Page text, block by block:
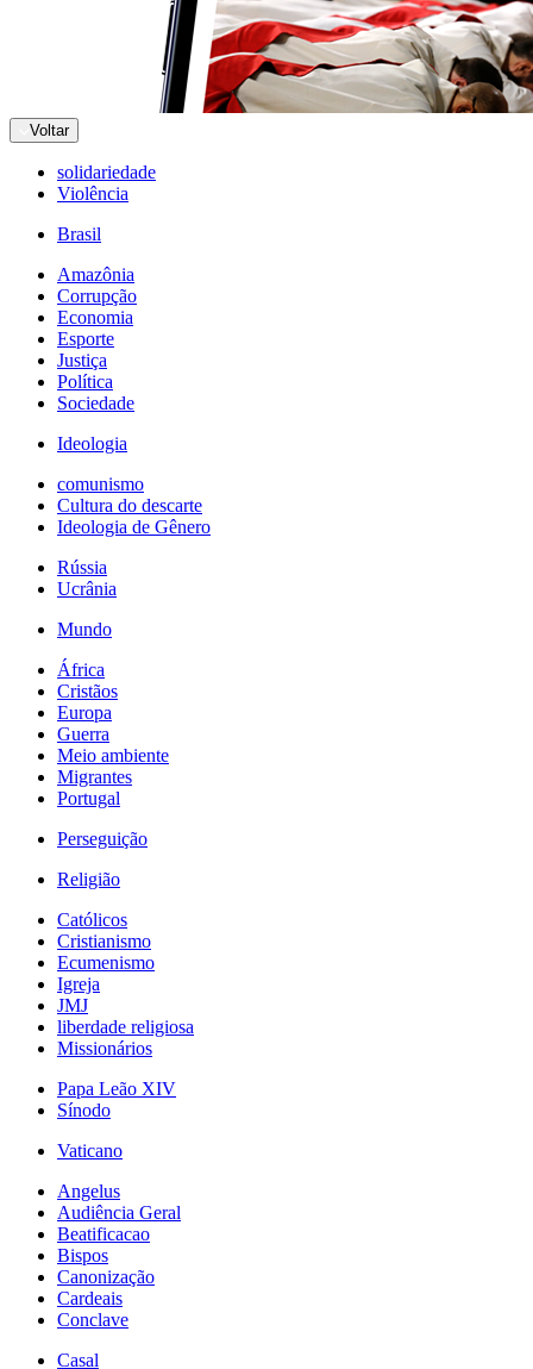
Voltar
solidariedade
Violência
Brasil
Amazônia
Corrupção
Economia
Esporte
Justiça
Política
Sociedade
Ideologia
comunismo
Cultura do descarte
Ideologia de Gênero
Rússia
Ucrânia
Mundo
África
Cristãos
Europa
Guerra
Meio ambiente
Migrantes
Portugal
Perseguição
Religião
Católicos
Cristianismo
Ecumenismo
Igreja
JMJ
liberdade religiosa
Missionários
Papa Leão XIV
Sínodo
Vaticano
Angelus
Audiência Geral
Beatificacao
Bispos
Canonização
Cardeais
Conclave
Casal